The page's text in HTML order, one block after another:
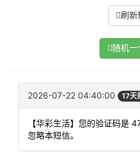
刷新
随机一
2026-07-22 04:40:00 17天
【华彩生活】您的验证码是
忽略本短信。